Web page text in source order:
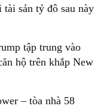
sản tỷ đô sau này
tập trung vào
hộ trên khắp New
– tòa nhà 58